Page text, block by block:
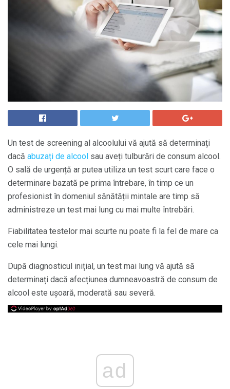
Un test de screening al alcoolului vă ajută să determinați
dacă abuzați de alcool sau aveți tulburări de consum alcool.
O sală de urgență ar putea utiliza un test scurt care face o
determinare bazată pe prima întrebare, în timp ce un
profesionist în domeniul sănătății mintale are timp să
administreze un test mai lung cu mai multe întrebări.
Fiabilitatea testelor mai scurte nu poate fi la fel de mare ca
cele mai lungi.
După diagnosticul inițial, un test mai lung vă ajută să
determinați dacă afecțiunea dumneavoastră de consum de
alcool este ușoară, moderată sau severă.
ad